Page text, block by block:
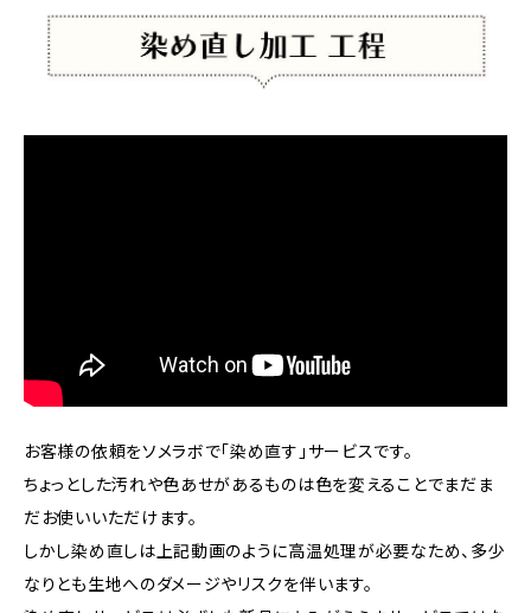
お客様の依頼をソメラボで「染め直す」サービスです。
ちょっとした汚れや色あせがあるものは色を変えることでまだま
だお使いいただけます。
しかし染め直しは上記動画のように高温処理が必要なため、多少
なりとも生地へのダメージやリスクを伴います。